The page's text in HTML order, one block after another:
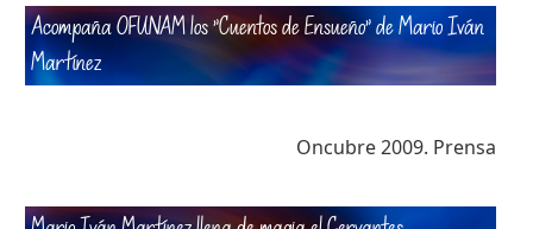
AcompañaOFUNAMlos"Cuentos de Ensueño"de Mario Iván
Martínez
Oncubre 2009. Prensa